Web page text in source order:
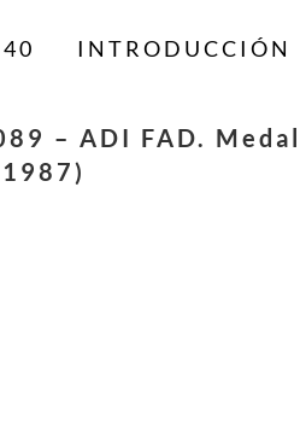
INTRODUCCIÓN
– ADI FAD.